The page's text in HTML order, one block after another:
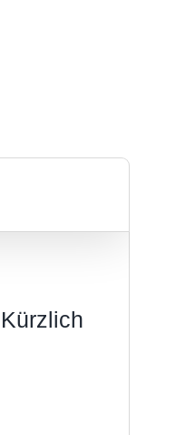
Kürzlich